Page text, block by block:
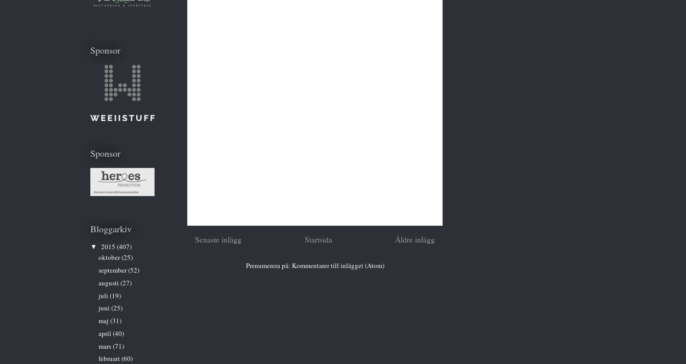
Senaste inlägg Äldre inlägg
Startsida
Prenumerera på: Kommentarer till inlägget (Atom)
Sponsor
Sponsor
Bloggarkiv
▼ 2015 (407)
oktober(25)
september(52)
augusti (27)
juli (19)
juni (25)
maj (31)
april (40)
mars(71)
februari (60)